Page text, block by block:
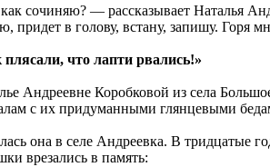
сочиняю? — рассказывает Наталья
придет в голову, встану, запишу. Горя
плясали, что лапти рвались!»
Андреевне Коробковой из села
с их придуманными глянцевыми
она в селе Андреевка. В тридцатые
врезались в память: